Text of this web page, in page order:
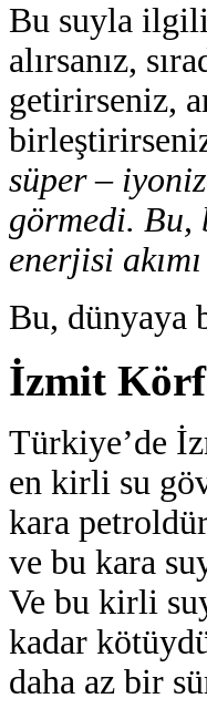
Bu suyla
alırsanız,
getirirseniz,
süper –
görmedi. Bu,
enerjisi
Bu, dünyaya
İzmit
Türkiye’de
en kirli su
kara
ve bu kara
Ve bu kirli
kadar
daha az bir